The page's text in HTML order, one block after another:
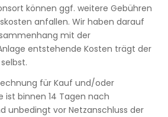
können ggf. weitere Gebühren
anfallen. Wir haben darauf
mit der
entstehende Kosten trägt der
für Kauf und/oder
ist binnen 14 Tagen nach
unbedingt vor Netzanschluss der